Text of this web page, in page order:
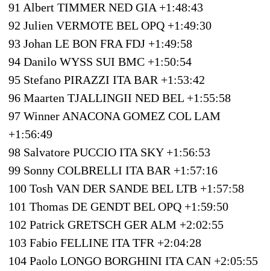
91 Albert TIMMER NED GIA +1:48:43
92 Julien VERMOTE BEL OPQ +1:49:30
93 Johan LE BON FRA FDJ +1:49:58
94 Danilo WYSS SUI BMC +1:50:54
95 Stefano PIRAZZI ITA BAR +1:53:42
96 Maarten TJALLINGII NED BEL +1:55:58
97 Winner ANACONA GOMEZ COL LAM
+1:56:49
98 Salvatore PUCCIO ITA SKY +1:56:53
99 Sonny COLBRELLI ITA BAR +1:57:16
100 Tosh VAN DER SANDE BEL LTB +1:57:58
101 Thomas DE GENDT BEL OPQ +1:59:50
102 Patrick GRETSCH GER ALM +2:02:55
103 Fabio FELLINE ITA TFR +2:04:28
104 Paolo LONGO BORGHINI ITA CAN +2:05:55